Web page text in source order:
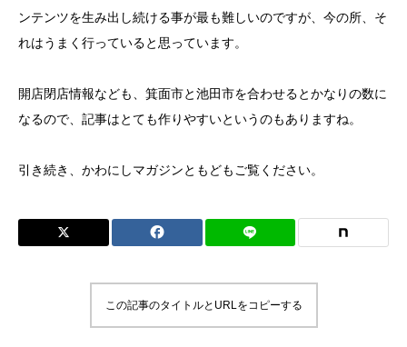
ンテンツを生み出し続ける事が最も難しいのですが、今の所、そ
れはうまく行っていると思っています。
開店閉店情報なども、箕面市と池田市を合わせるとかなりの数に
なるので、記事はとても作りやすいというのもありますね。
引き続き、かわにしマガジンともどもご覧ください。
この記事のタイトルとURLをコピーする